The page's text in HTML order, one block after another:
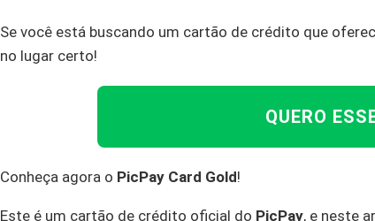
Se você está buscando um cartão de crédito que
no lugar certo!
QUERO
Conheça agora o PicPay Card Gold!
Este é um cartão de crédito oficial do PicPay, e neste